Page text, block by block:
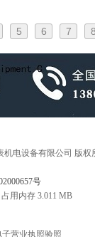
5 6 7 8
电设备有限公司 版
号
用内存 3.011 MB
营业执照验照